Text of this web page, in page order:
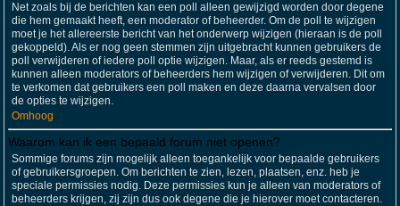
Net zoals bij de berichten kan een poll alleen gewijzigd worden door degene
die hem gemaakt heeft, een moderator of beheerder. Om de poll te wijzigen
moet je het allereerste bericht van het onderwerp wijzigen (hieraan is de poll
gekoppeld). Als er nog geen stemmen zijn uitgebracht kunnen gebruikers de
poll verwijderen of iedere poll optie wijzigen. Maar, als er reeds gestemd is
kunnen alleen moderators of beheerders hem wijzigen of verwijderen. Dit om
te verkomen dat gebruikers een poll maken en deze daarna vervalsen door
de opties te wijzigen.
Omhoog
Waarom kan ik een bepaald forum niet openen?
Sommige forums zijn mogelijk alleen toegankelijk voor bepaalde gebruikers
of gebruikersgroepen. Om berichten te zien, lezen, plaatsen, enz. heb je
speciale permissies nodig. Deze permissies kun je alleen van moderators of
beheerders krijgen, zij zijn dus ook degene die je hierover moet contacteren.